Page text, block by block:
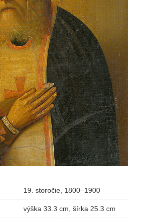
19. storočie, 1800–1900
výška 33.3 cm, šírka 25.3 cm